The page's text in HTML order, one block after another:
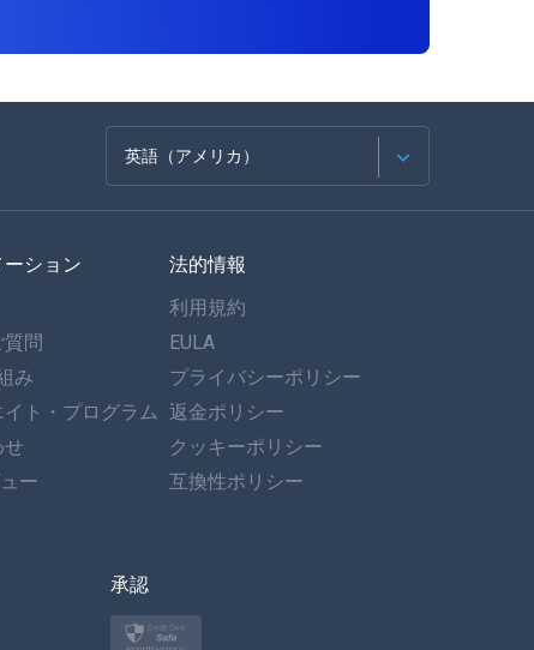
英語（アメリカ）
フランセ
スペイン語
ポルトガル語
イタリア語
トルコ語
ション
問
み
ト・プログラム
せ
ー
法的情報
利用規約
EULA
プライバシーポリシー
返金ポリシー
クッキーポリシー
互換性ポリシー
承認